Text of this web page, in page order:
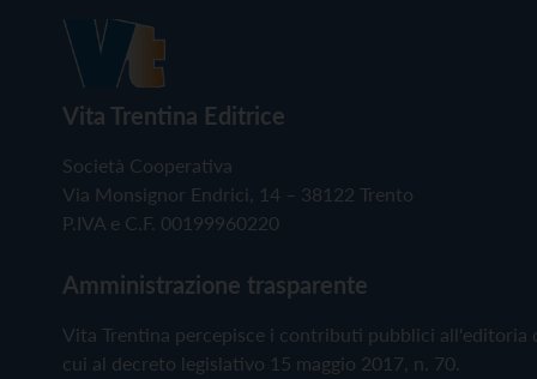
Vita Trentina Editrice
Società Cooperativa
Via Monsignor Endrici, 14 – 38122 Trento
P.IVA e C.F. 00199960220
Amministrazione trasparente
Vita Trentina percepisce i contributi pubblici all'editoria
cui al decreto legislativo 15 maggio 2017, n. 70.